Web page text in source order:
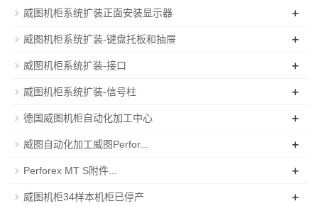
威图机柜系统扩装正面安装显示器 +
威图机柜系统扩装-键盘托板和抽屉 +
威图机柜系统扩装-接口 +
威图机柜系统扩装-信号柱 +
德国威图机柜自动化加工中心 +
威图自动化加工威图Perfor... +
Perforex MT S附件... +
威图机柜34样本机柜已停产 +